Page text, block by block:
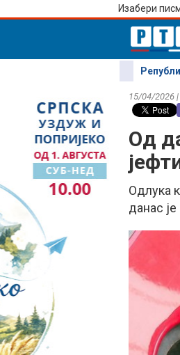
Изабери
15/04/2026
Од
Одлука
данас